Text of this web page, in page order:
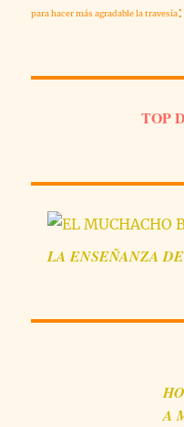
para hacer más agradable la travesía
TOP
LAENSEÑANZA
A